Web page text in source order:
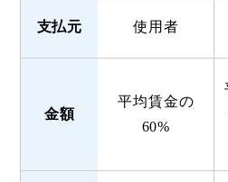
支払元 使用者
金額
平均賃金の
60%